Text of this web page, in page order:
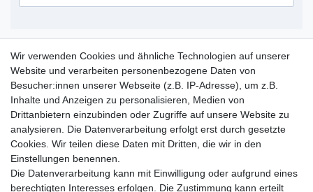
Service Hotline
+49 (0) 52 50 / 99 290 30
Montag - Freitag, 09:00 - 15:30
Informationen
Zahlung und Versand
Garantieerklärung
Info Reklamationen
Wir verwenden Cookies und ähnliche Technologien auf unserer
Website und verarbeiten personenbezogene Daten von
Besucher:innen unserer Webseite (z.B. IP-Adresse), um z.B.
Inhalte und Anzeigen zu personalisieren, Medien von
Drittanbietern einzubinden oder Zugriffe auf unsere Website zu
analysieren. Die Datenverarbeitung erfolgt erst durch gesetzte
Cookies. Wir teilen diese Daten mit Dritten, die wir in den
Einstellungen benennen.
Die Datenverarbeitung kann mit Einwilligung oder aufgrund eines
berechtigten Interesses erfolgen. Die Zustimmung kann erteilt